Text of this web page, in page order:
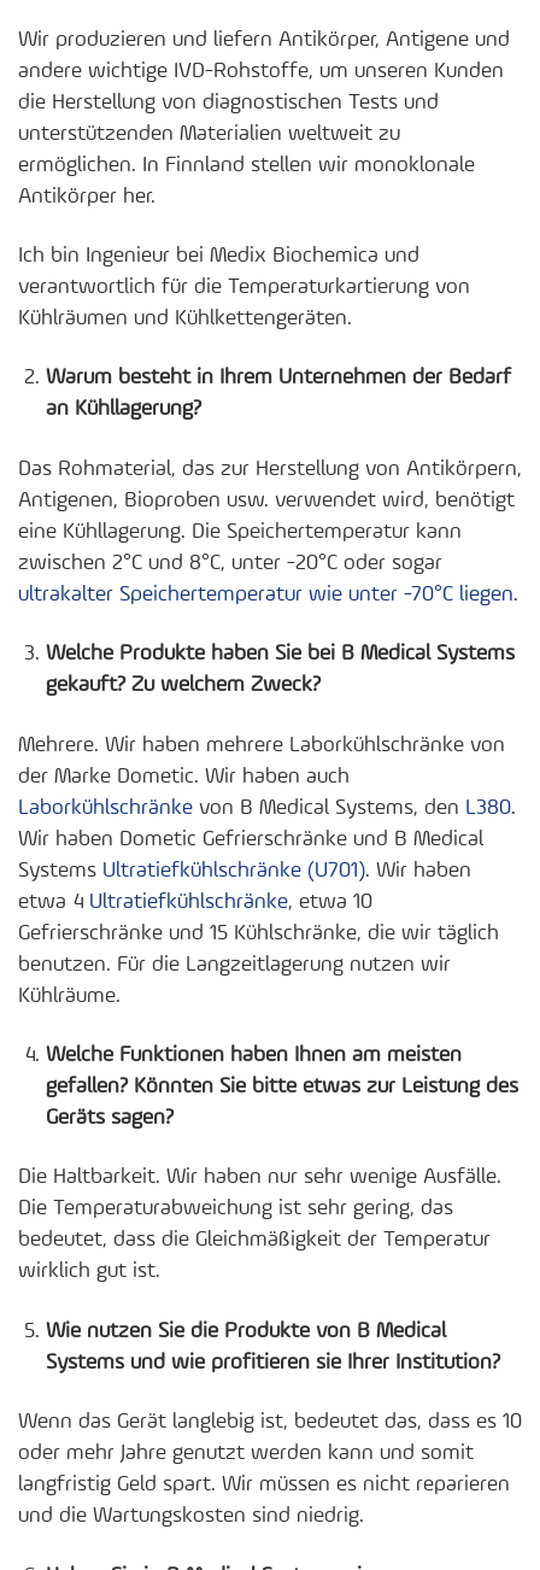
Wir produzieren und liefern Antikörper, Antigene und
andere wichtige IVD-Rohstoffe, um unseren Kunden
die Herstellung von diagnostischen Tests und
unterstützenden Materialien weltweit zu
ermöglichen. In Finnland stellen wir monoklonale
Antikörper her.
Ich bin Ingenieur bei Medix Biochemica und
verantwortlich für die Temperaturkartierung von
Kühlräumen und Kühlkettengeräten.
Warum besteht in Ihrem Unternehmen der Bedarf
an Kühllagerung?
Das Rohmaterial, das zur Herstellung von Antikörpern,
Antigenen, Bioproben usw. verwendet wird, benötigt
eine Kühllagerung. Die Speichertemperatur kann
zwischen 2°C und 8°C, unter -20°C oder sogar
ultrakalter Speichertemperatur wie unter -70°C liegen.
Welche Produkte haben Sie bei B Medical Systems
gekauft? Zu welchem Zweck?
Mehrere. Wir haben mehrere Laborkühlschränke von
der Marke Dometic. Wir haben auch
Laborkühlschränke von B Medical Systems, den L380.
Wir haben Dometic Gefrierschränke und B Medical
Systems Ultratiefkühlschränke (U701). Wir haben
etwa 4 Ultratiefkühlschränke, etwa 10
Gefrierschränke und 15 Kühlschränke, die wir täglich
benutzen. Für die Langzeitlagerung nutzen wir
Kühlräume.
Welche Funktionen haben Ihnen am meisten
gefallen? Könnten Sie bitte etwas zur Leistung des
Geräts sagen?
Die Haltbarkeit. Wir haben nur sehr wenige Ausfälle.
Die Temperaturabweichung ist sehr gering, das
bedeutet, dass die Gleichmäßigkeit der Temperatur
wirklich gut ist.
Wie nutzen Sie die Produkte von B Medical
Systems und wie profitieren sie Ihrer Institution?
Wenn das Gerät langlebig ist, bedeutet das, dass es 10
oder mehr Jahre genutzt werden kann und somit
langfristig Geld spart. Wir müssen es nicht reparieren
und die Wartungskosten sind niedrig.